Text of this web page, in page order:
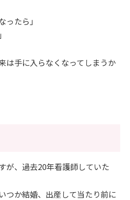
ったら」
は手に入らなくなってしまうか
が、過去20年看護師していた
つか結婚、出産して当たり前に